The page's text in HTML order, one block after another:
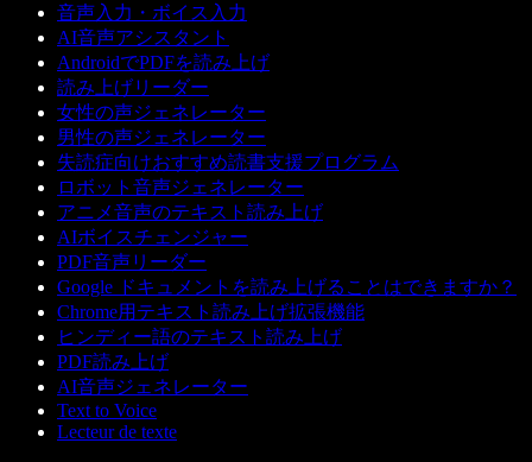
音声入力・ボイス入力
AI音声アシスタント
AndroidでPDFを読み上げ
読み上げリーダー
女性の声ジェネレーター
男性の声ジェネレーター
失読症向けおすすめ読書支援プログラム
ロボット音声ジェネレーター
アニメ音声のテキスト読み上げ
AIボイスチェンジャー
PDF音声リーダー
Google ドキュメントを読み上げることはできますか？
Chrome用テキスト読み上げ拡張機能
ヒンディー語のテキスト読み上げ
PDF読み上げ
AI音声ジェネレーター
Text to Voice
Lecteur de texte